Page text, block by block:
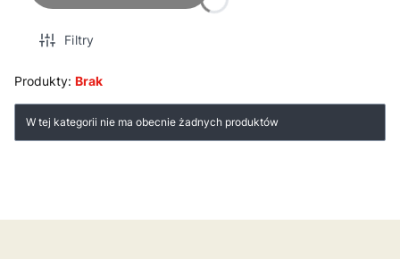
Filtry
Produkty: Brak
Lista produktów
W tej kategorii nie ma obecnie żadnych produktów